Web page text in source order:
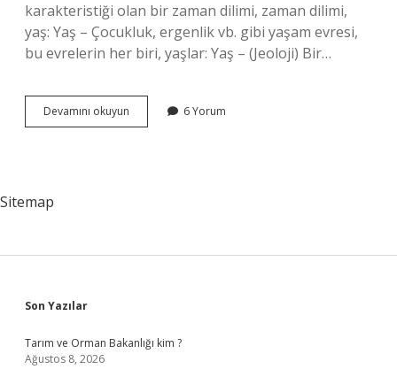
karakteristiği olan bir zaman dilimi, zaman dilimi,
yaş: Yaş – Çocukluk, ergenlik vb. gibi yaşam evresi,
bu evrelerin her biri, yaşlar: Yaş – (Jeoloji) Bir…
Devamını okuyun
Ismi
6 Yorum
Sitemap
Sidebar
Son Yazılar
Tarım ve Orman Bakanlığı kim ?
Ağustos 8, 2026